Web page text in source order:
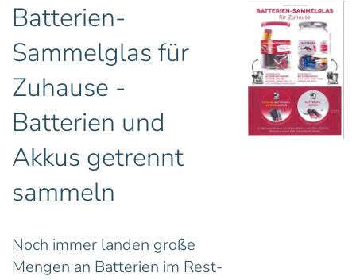
Batterien-
Sammelglas für
Zuhause -
Batterien und
Akkus getrennt
sammeln
Noch immer landen große
Mengen an Batterien im Rest-